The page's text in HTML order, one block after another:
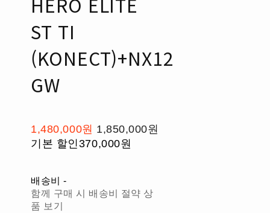
ST TI
(KONECT)+NX12
GW
1,480,000원 1,850,000원
기본 할인370,000원
배송비-
함께 구매 시 배송비 절약 상
품 보기